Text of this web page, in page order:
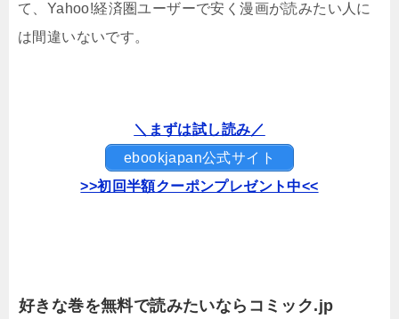
て、Yahoo!経済圏ユーザーで安く漫画が読みたい人に
は間違いないです。
＼まずは試し読み／
ebookjapan公式サイト
>>初回半額クーポンプレゼント中<<
好きな巻を無料で読みたいならコミック.jp